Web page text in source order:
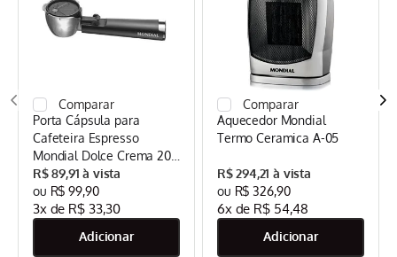
Porta Cápsula para
Cafeteira Espresso
Mondial Dolce Crema 20
Bar Mondial Preto/Inox -
CPC-DG
R$ 89,91
R$ 99,90
3x de R$ 33,30
Aquecedor Mondial
Termo Ceramica A-05
R$ 294,21
R$ 326,90
6x de R$ 54,48